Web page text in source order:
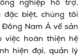
nghiệp hỗ trợ,
đặc biệt, chúng tôi
Nam Á về sản
việc hoàn thiện hệ
hiện đại, quản lý